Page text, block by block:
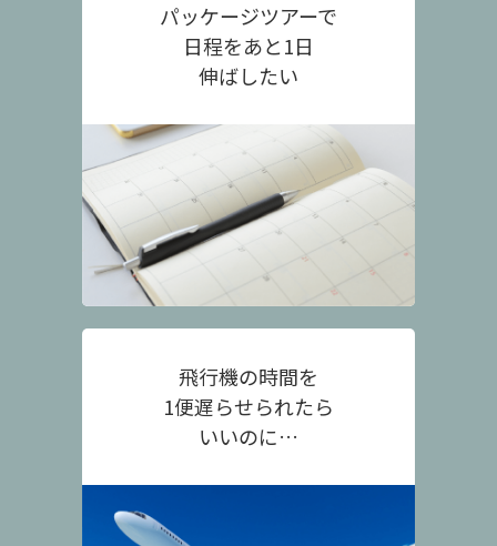
パッケージツアーで
日程をあと1日
伸ばしたい
飛行機の時間を
1便遅らせられたら
いいのに…